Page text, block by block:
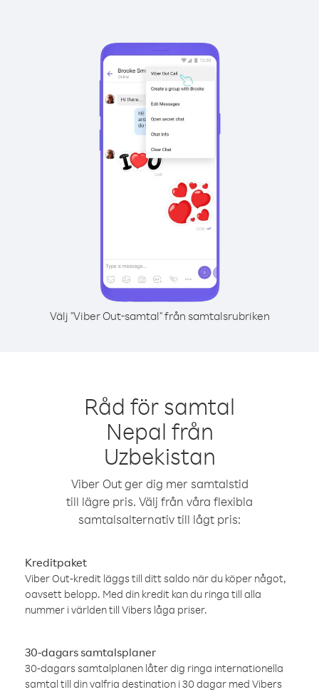
Välj "Viber Out-samtal" från samtalsrubriken
Råd för samtal
Nepal från
Uzbekistan
Viber Out ger dig mer samtalstid
till lägre pris. Välj från våra flexibla
samtalsalternativ till lågt pris:
Kreditpaket
Viber Out-kredit läggs till ditt saldo när du köper något,
oavsett belopp. Med din kredit kan du ringa till alla
nummer i världen till Vibers låga priser.
30-dagars samtalsplaner
30-dagars samtalplanen låter dig ringa internationella
samtal till din valfria destination i 30 dagar med Vibers